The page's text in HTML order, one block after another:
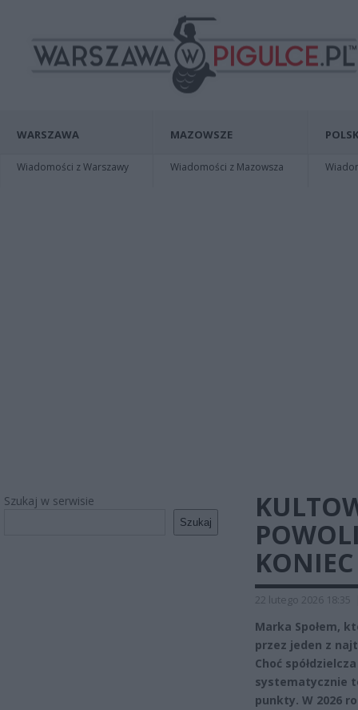
WARSZAWA
Wiadomości z Warszawy
MAZOWSZE
Wiadomości z Mazowsza
Szukaj w serwisie
Szukaj
22 lutego 2026 18:35
Marka Społem,
przez jeden z
Choć
systematycznie
punkty. W 2026